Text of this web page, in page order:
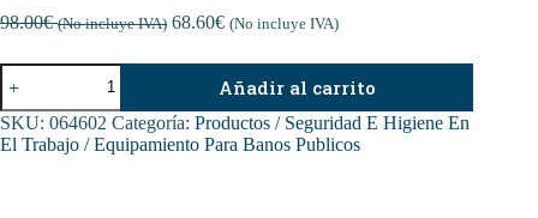
98.00€ (No incluye IVA) 68.60€ (No incluye IVA)
Dispensador
acero
inox
de
gel
Añadir al carrito
SKU: 064602 Categoría: Productos / Seguridad E Higiene En
El Trabajo / Equipamiento Para Banos Publicos